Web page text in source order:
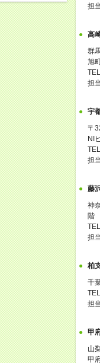
担
高
群
旭
担
宇
〒
NI
担
藤
神
階
担
柏
千
担
甲
山
甲